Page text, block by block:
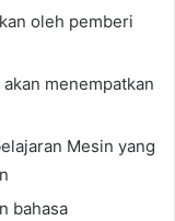
oleh pemberi
menempatkan
Mesin yang
bahasa